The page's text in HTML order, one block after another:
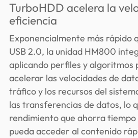
TurboHDD acelera la
eficiencia
Exponencialmente más rápido
USB 2.0, la unidad HM800
aplicando perfiles y algoritmos
acelerar las velocidades de
tráfico y los recursos del
las transferencias de datos, lo
rendimiento que ahorra tiempo
pueda acceder al contenido